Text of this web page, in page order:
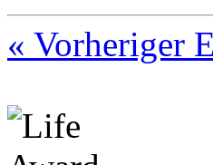
« Vorheriger